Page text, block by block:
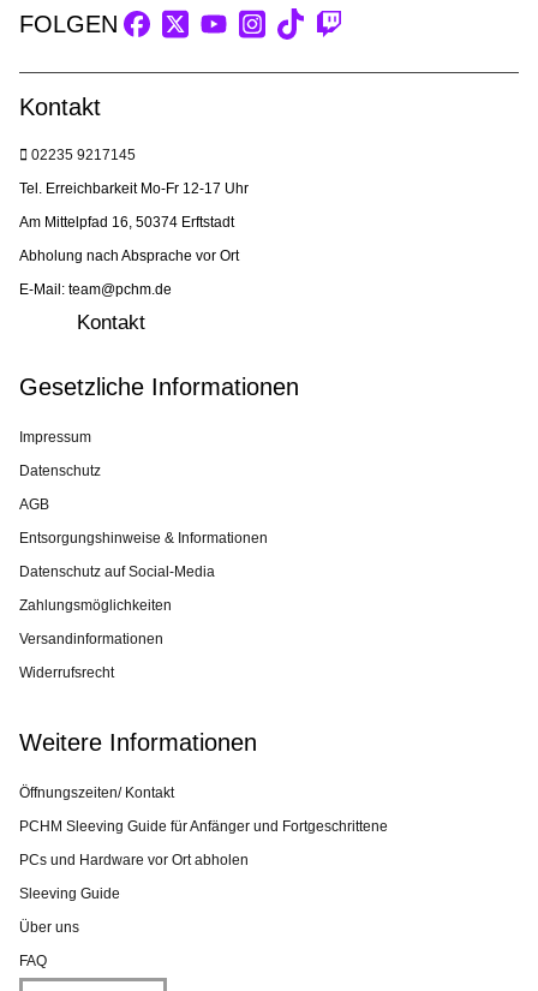
FOLGEN
Kontakt
02235 9217145
Tel. Erreichbarkeit Mo-Fr 12-17 Uhr
Am Mittelpfad 16, 50374 Erftstadt
Abholung nach Absprache vor Ort
E-Mail: team@pchm.de
Kontakt
Gesetzliche Informationen
Impressum
Datenschutz
AGB
Entsorgungshinweise & Informationen
Datenschutz auf Social-Media
Zahlungsmöglichkeiten
Versandinformationen
Widerrufsrecht
Weitere Informationen
Öffnungszeiten/ Kontakt
PCHM Sleeving Guide für Anfänger und Fortgeschrittene
PCs und Hardware vor Ort abholen
Sleeving Guide
Über uns
FAQ